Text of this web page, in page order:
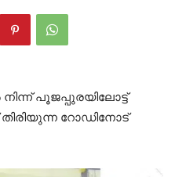
പൂജപ്പുരയിലോട്ട്
റോഡിനോട്